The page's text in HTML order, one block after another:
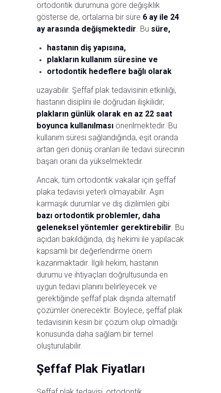
ortodontik durumuna göre değişiklik
gösterse de, ortalama bir süre 6 ay ile 24
ay arasında değişmektedir. Bu süre,
hastanın diş yapısına,
plakların kullanım süresine ve
ortodontik hedeflere bağlı olarak
uzayabilir. Şeffaf plak tedavisinin etkinliği,
hastanın disiplini ile doğrudan ilişkilidir;
plakların günlük olarak en az 22 saat
boyunca kullanılması önerilmektedir. Bu
kullanım süresi sağlandığında, eşit oranda
artan geri dönüş oranları ile tedavi sürecinin
başarı oranı da yükselmektedir.
Ancak, tüm ortodontik vakalar için şeffaf
plaka tedavisi yeterli olmayabilir. Aşırı
karmaşık durumlar ve diş dizilimleri gibi
bazı ortodontik problemler, daha
geleneksel yöntemler gerektirebilir. Bu
açıdan bakıldığında, diş hekimi ile yapılacak
kapsamlı bir değerlendirme önem
kazanmaktadır. İlgili hekim, hastanın
durumu ve ihtiyaçları doğrultusunda en
uygun tedavi planını belirleyecek ve
gerektiğinde şeffaf plak dışında alternatif
çözümler önerecektir. Böylece, şeffaf plak
tedavisinin kesin bir çözüm olup olmadığı
konusunda daha sağlam bir temel
oluşturulabilir.
Şeffaf Plak Fiyatları